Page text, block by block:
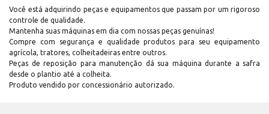
Você está adquirindo peças e equipamentos que passam por um rigoroso
controle de qualidade.
Mantenha suas máquinas em dia com nossas peças genuínas!
Compre com segurança e qualidade produtos para seu equipamento
agrícola, tratores, colheitadeiras entre outros.
Peças de reposição para manutenção dá sua máquina durante a safra
desde o plantio até a colheita.
Produto vendido por concessionário autorizado.